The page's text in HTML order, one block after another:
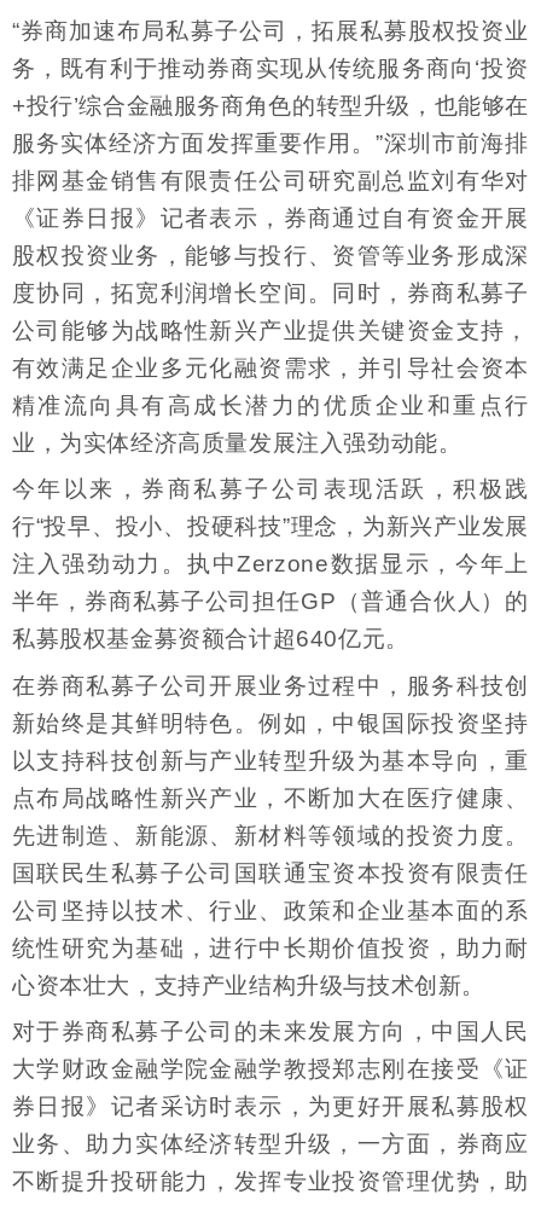
“券商加速布局私募子公司，拓展私募股权投资业
务，既有利于推动券商实现从传统服务商向‘投资
+投行’综合金融服务商角色的转型升级，也能够在
服务实体经济方面发挥重要作用。”深圳市前海排
排网基金销售有限责任公司研究副总监刘有华对
《证券日报》记者表示，券商通过自有资金开展
股权投资业务，能够与投行、资管等业务形成深
度协同，拓宽利润增长空间。同时，券商私募子
公司能够为战略性新兴产业提供关键资金支持，
有效满足企业多元化融资需求，并引导社会资本
精准流向具有高成长潜力的优质企业和重点行
业，为实体经济高质量发展注入强劲动能。
今年以来，券商私募子公司表现活跃，积极践
行“投早、投小、投硬科技”理念，为新兴产业发展
注入强劲动力。执中Zerzone数据显示，今年上
半年，券商私募子公司担任GP（普通合伙人）的
私募股权基金募资额合计超640亿元。
在券商私募子公司开展业务过程中，服务科技创
新始终是其鲜明特色。例如，中银国际投资坚持
以支持科技创新与产业转型升级为基本导向，重
点布局战略性新兴产业，不断加大在医疗健康、
先进制造、新能源、新材料等领域的投资力度。
国联民生私募子公司国联通宝资本投资有限责任
公司坚持以技术、行业、政策和企业基本面的系
统性研究为基础，进行中长期价值投资，助力耐
心资本壮大，支持产业结构升级与技术创新。
对于券商私募子公司的未来发展方向，中国人民
大学财政金融学院金融学教授郑志刚在接受《证
券日报》记者采访时表示，为更好开展私募股权
业务、助力实体经济转型升级，一方面，券商应
不断提升投研能力，发挥专业投资管理优势，助